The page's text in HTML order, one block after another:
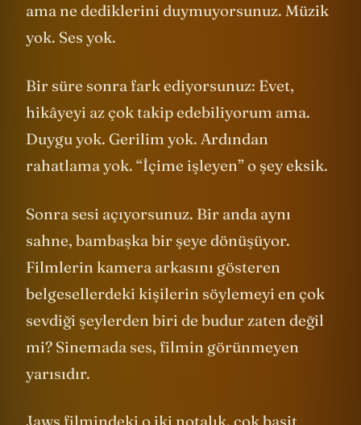
ama ne dediklerini duymuyorsunuz. Müzik
yok. Ses yok.
Bir süre sonra fark ediyorsunuz: Evet,
hikâyeyi az çok takip edebiliyorum ama.
Duygu yok. Gerilim yok. Ardından
rahatlama yok. “İçime işleyen” o şey eksik.
Sonra sesi açıyorsunuz. Bir anda aynı
sahne, bambaşka bir şeye dönüşüyor.
Filmlerin kamera arkasını gösteren
belgesellerdeki kişilerin söylemeyi en çok
sevdiği şeylerden biri de budur zaten değil
mi? Sinemada ses, filmin görünmeyen
yarısıdır.